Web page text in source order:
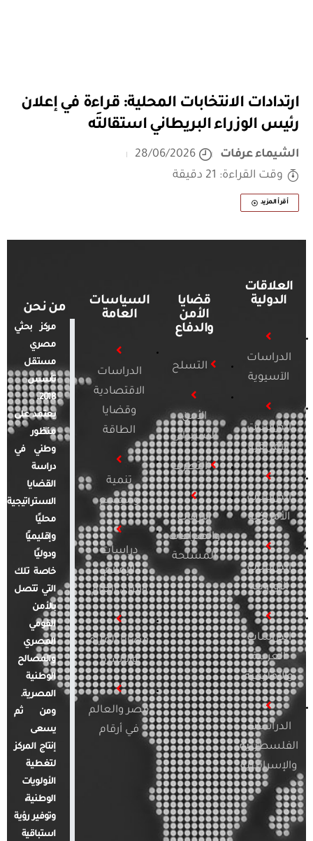
ارتدادات الانتخابات المحلية: قراءة في إعلان
رئيس الوزراء البريطاني استقالتَه
الشيماء عرفات
28/06/2026
وقت القراءة: 21 دقيقة
أقرأ المزيد
العلاقات
الدولية
الدراسات
الآسيوية
الدراسات
الأفريقية
الدراسات
الأمريكية
الدراسات
الأوروبية
الدراسات
العربية
والإقليمية
الدراسات
الفلسطينية
والإسرائيلية
قضايا
الأمن
والدفاع
التسلح
الأمن
السيبراني
التطرف
الإرهاب
والصراعات
المسلحة
السياسات
العامة
الدراسات
الاقتصادية
وقضايا
الطاقة
تنمية
ومجتمع
دراسات
الإعلام
والرأي العام
قضايا المرأة
والأسرة
مصر والعالم
في أرقام
من نحن
مركز بحثي
مصري
مستقل
تأسس
2018.
يعتمد على
منظور
وطني في
دراسة
القضايا
الاستراتيجية
محليًا
وإقليميًا
ودوليًا
خاصة تلك
التي تتصل
بالأمن
القومي
المصري
والمصالح
الوطنية
المصرية.
ومن ثم
يسعى
إنتاج المركز
لتغطية
الأولويات
الوطنية،
وتوفير رؤية
استباقية